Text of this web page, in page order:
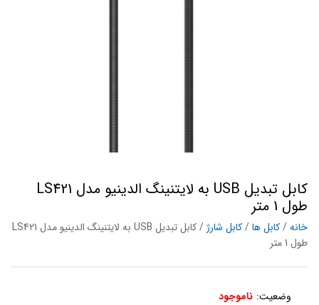
کابل تبدیل USB به لایتنینگ الدینیو مدل LS421
طول 1 متر
خانه/کابل ها/کابل شارژ
/ کابل تبدیل USB به لایتنینگ الدینیو مدل LS421
طول 1 متر
وضعیت: ناموجود